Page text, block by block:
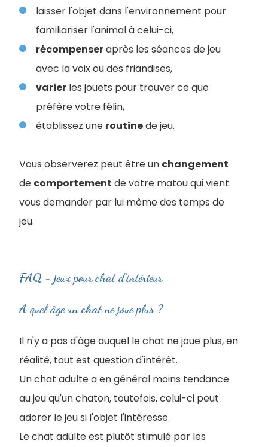
laisser l'objet dans l'environnement pour
familiariser l'animal à celui-ci,
récompenseraprès les séances de jeu
avec la voix ou des friandises,
varier les jouets pour trouver ce que
préfère votre félin,
établissez une routinede jeu.
Vous observerez peut être un changement
de comportement de votre matou qui vient
vous demander par lui même des temps de
jeu.
FAQ - jeux pour chat d'intérieur
A quel âge un chat ne joue plus ?
Il n'y a pas d'âge auquel le chat ne joue plus, en
réalité, tout est question d'intérêt.
Un chat adulte a en général moins tendance
au jeu qu'un chaton, toutefois, celui-ci peut
adorer le jeu si l'objet l'intéresse.
Le chat adulte est plutôt stimulé par les